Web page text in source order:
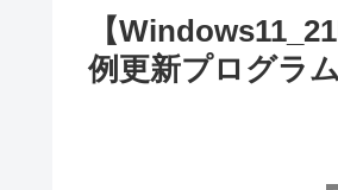
【
例更新プログラ